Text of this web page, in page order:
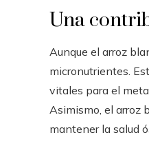
Una
Aunque el arroz
micronutrientes.
vitales para el
Asimismo, el arroz
mantener la salud